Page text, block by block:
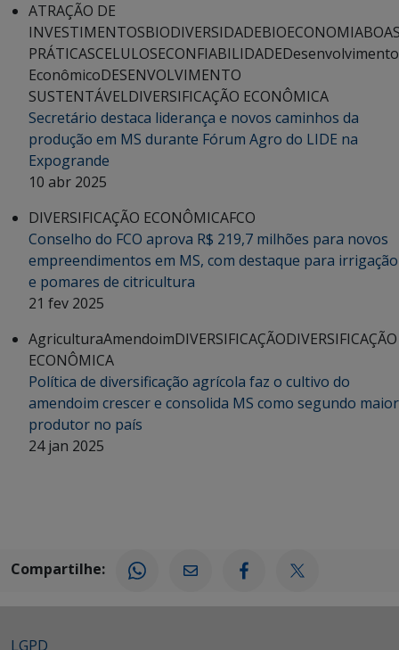
ATRAÇÃO DE
INVESTIMENTOSBIODIVERSIDADEBIOECONOMIA
PRÁTICASCELULOSECONFIABILIDADEDesenvolvimento
EconômicoDESENVOLVIMENTO
SUSTENTÁVELDIVERSIFICAÇÃO ECONÔMICA
Secretário destaca liderança e novos caminhos da
produção em MS durante Fórum Agro do LIDE na
Expogrande
10 abr 2025
DIVERSIFICAÇÃO ECONÔMICAFCO
Conselho do FCO aprova R$ 219,7 milhões para novos
empreendimentos em MS, com destaque para irrigação
e pomares de citricultura
21 fev 2025
AgriculturaAmendoimDIVERSIFICAÇÃODIVERSIFICAÇÃO
ECONÔMICA
Política de diversificação agrícola faz o cultivo do
amendoim crescer e consolida MS como segundo maior
produtor no país
24 jan 2025
Compartilhe:
LGPD